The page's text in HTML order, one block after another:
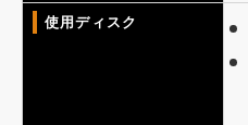
使用ディスク